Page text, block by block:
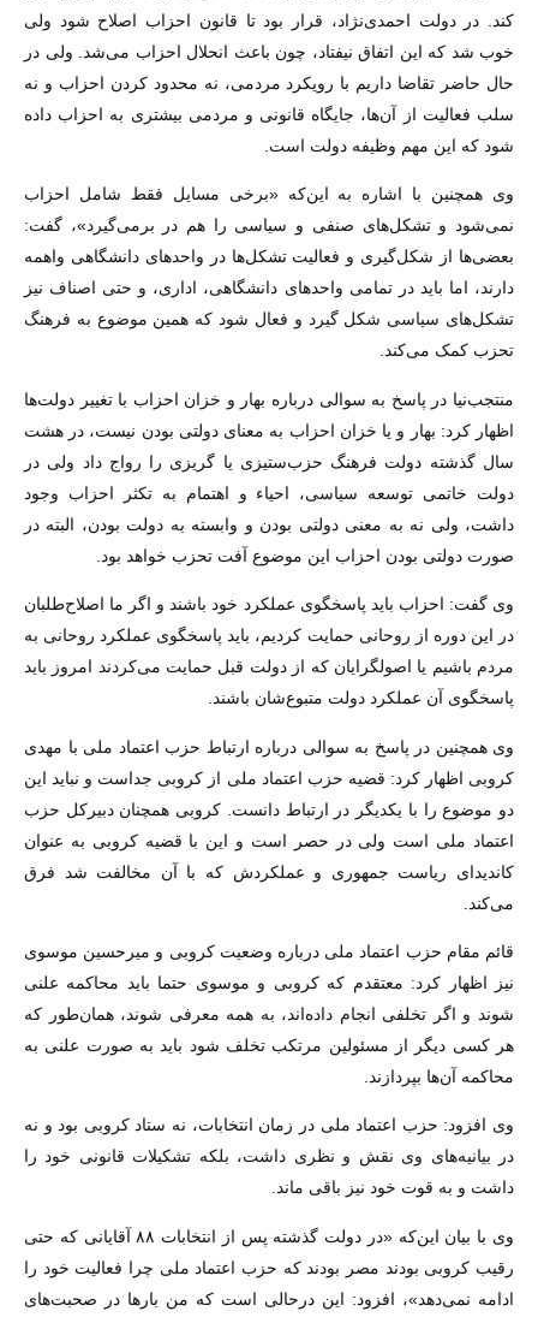
کند. در دولت احمدی‌نژاد، قرار بود تا قانون احزاب اصلاح شود ولی
خوب شد که این اتفاق نیفتاد، چون باعث انحلال احزاب می‌شد. ولی در
حال حاضر تقاضا داریم با رویکرد مردمی، نه محدود کردن احزاب و نه
سلب فعالیت از آن‌ها، جایگاه قانونی و مردمی بیشتری به احزاب داده
شود که این مهم وظیفه دولت است.
وی همچنین با اشاره به این‌که «برخی مسایل فقط شامل احزاب
نمی‌شود و تشکل‌های صنفی و سیاسی را هم در برمی‌گیرد»، گفت:
بعضی‌ها از شکل‌گیری و فعالیت تشکل‌ها در واحدهای دانشگاهی واهمه
دارند، اما باید در تمامی واحدهای دانشگاهی، اداری، و حتی اصناف نیز
تشکل‌های سیاسی شکل گیرد و فعال شود که همین موضوع به فرهنگ
تحزب کمک می‌کند.
منتجب‌نیا در پاسخ به سوالی درباره بهار و خزان احزاب با تغییر دولت‌ها
اظهار کرد: بهار و یا خزان احزاب به معنای دولتی بودن نیست، در هشت
سال گذشته دولت فرهنگ حزب‌ستیزی یا گریزی را رواج داد ولی در
دولت خاتمی توسعه سیاسی، احیاء و اهتمام به تکثر احزاب وجود
داشت، ولی نه به معنی دولتی بودن و وابسته به دولت بودن، البته در
صورت دولتی بودن احزاب این موضوع آفت تحزب خواهد بود.
وی گفت: احزاب باید پاسخگوی عملکرد خود باشند و اگر ما اصلاح‌طلبان
در این دوره از روحانی حمایت کردیم، باید پاسخگوی عملکرد روحانی به
مردم باشیم یا اصولگرایان که از دولت قبل حمایت می‌کردند امروز باید
پاسخگوی آن عملکرد دولت متبوع‌شان باشند.
وی همچنین در پاسخ به سوالی درباره ارتباط حزب اعتماد ملی با مهدی
کروبی اظهار کرد: قضیه حزب اعتماد ملی از کروبی جداست و نباید این
دو موضوع را با یکدیگر در ارتباط دانست. کروبی همچنان دبیرکل حزب
اعتماد ملی است ولی در حصر است و این با قضیه کروبی به عنوان
کاندیدای ریاست جمهوری و عملکردش که با آن مخالفت شد فرق
می‌کند.
قائم مقام حزب اعتماد ملی درباره وضعیت کروبی و میرحسین موسوی
نیز اظهار کرد: معتقدم که کروبی و موسوی حتما باید محاکمه علنی
شوند و اگر تخلفی انجام داده‌اند، به همه معرفی شوند، همان‌طور که
هر کسی دیگر از مسئولین مرتکب تخلف شود باید به صورت علنی به
محاکمه آن‌ها بپردازند.
وی افزود: حزب اعتماد ملی در زمان انتخابات، نه ستاد کروبی بود و نه
در بیانیه‌های وی نقش و نظری داشت، بلکه تشکیلات قانونی خود را
داشت و به قوت خود نیز باقی ماند.
وی با بیان این‌که «در دولت گذشته پس از انتخابات ۸۸ آقایانی که حتی
رقیب کروبی بودند مصر بودند که حزب اعتماد ملی چرا فعالیت خود را
ادامه نمی‌دهد»، افزود: این درحالی است که من بارها در صحبت‌های